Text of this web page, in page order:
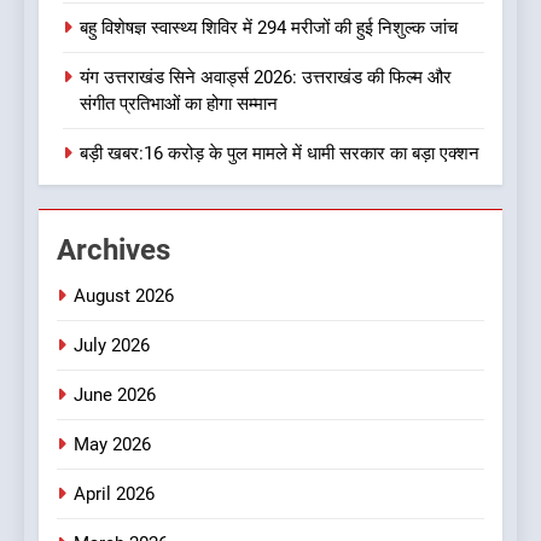
मौत
उत्तराखण्ड
1
एचएनबी गढ़वाल विश्वविद्यालय में ‘हर
घर तिरंगा’ अभियान का शुभारंभ
उत्तराखण्ड
2
3
बहु विशेषज्ञ स्वास्थ्य शिविर में 294 मरीजों की हुई निशुल्क जांच
यंग उत्तराखंड सिने अवार्ड्स 2026: उत्तराखंड की फिल्म और
संगीत प्रतिभाओं का होगा सम्मान
बड़ी खबर:16 करोड़ के पुल मामले में धामी सरकार का बड़ा एक्शन
Archives
August 2026
July 2026
June 2026
May 2026
April 2026